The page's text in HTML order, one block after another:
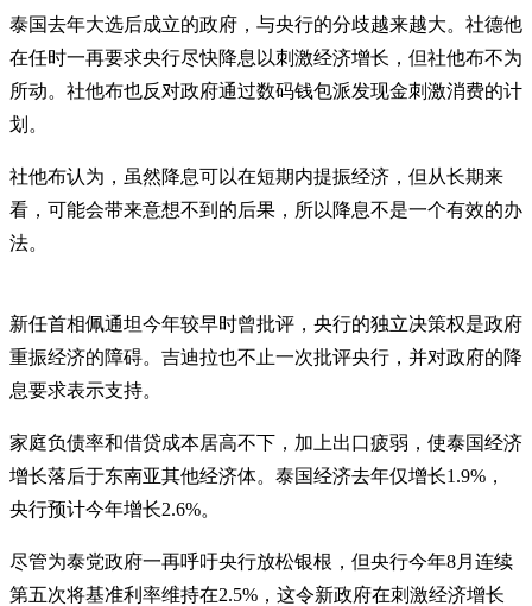
泰国去年大选后成立的政府，与央行的分歧越来越大。社德他
在任时一再要求央行尽快降息以刺激经济增长，但社他布不为
所动。社他布也反对政府通过数码钱包派发现金刺激消费的计
划。
社他布认为，虽然降息可以在短期内提振经济，但从长期来
看，可能会带来意想不到的后果，所以降息不是一个有效的办
法。
新任首相佩通坦今年较早时曾批评，央行的独立决策权是政府
重振经济的障碍。吉迪拉也不止一次批评央行，并对政府的降
息要求表示支持。
家庭负债率和借贷成本居高不下，加上出口疲弱，使泰国经济
增长落后于东南亚其他经济体。泰国经济去年仅增长1.9%，
央行预计今年增长2.6%。
尽管为泰党政府一再呼吁央行放松银根，但央行今年8月连续
第五次将基准利率维持在2.5%，这令新政府在刺激经济增长